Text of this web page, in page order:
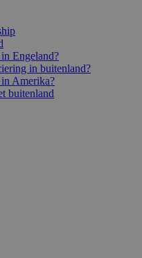
Engeland?
in buitenland?
Amerika?
buitenland